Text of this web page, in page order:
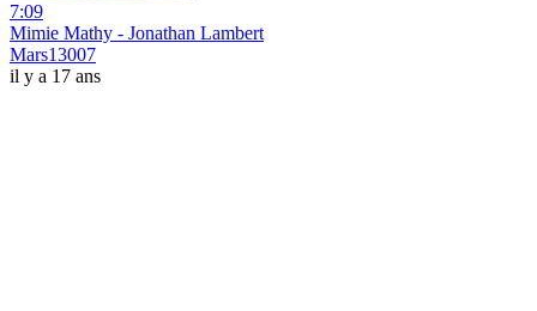
7:09
Mimie Mathy - Jonathan Lambert
Mars13007
il y a 17 ans